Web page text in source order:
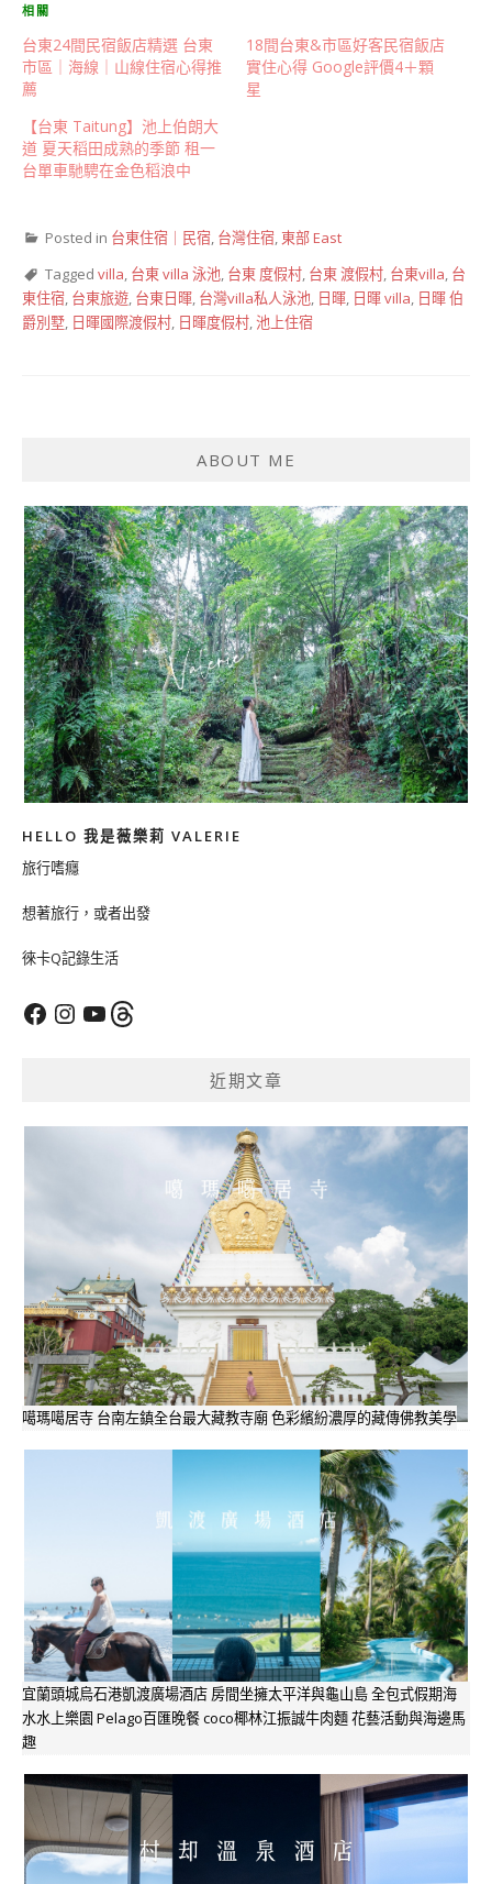
相關
台東24間民宿飯店精選 台東
市區｜海線｜山線住宿心得推
薦
18間台東&市區好客民宿飯店
實住心得 Google評價4＋顆
星
【台東 Taitung】池上伯朗大
道 夏天稻田成熟的季節 租一
台單車馳騁在金色稻浪中
Posted in 台東住宿｜民宿 台灣住宿 東部 East
Tagged villa 台東 villa 泳池 台東 度假村 台東 渡假村 台東villa 台
東住宿 台東旅遊 台東日暉 台灣villa私人泳池 日暉 日暉 villa 日暉 伯
爵別墅 日暉國際渡假村 日暉度假村 池上住宿
ABOUT ME
HELLO 我是薇樂莉 VALERIE
旅行嗜癮
想著旅行，或者出發
徠卡Q記錄生活
FacebookInstagram
YouTubeThreads
近期文章
噶瑪噶居寺 台南左鎮全台最大藏教寺廟 色彩繽紛濃厚的藏傳佛教美學
宜蘭頭城烏石港凱渡廣場酒店 房間坐擁太平洋與龜山島 全包式假期海
水水上樂園 Pelago百匯晚餐 coco椰林江振誠牛肉麵 花藝活動與海邊馬
趣